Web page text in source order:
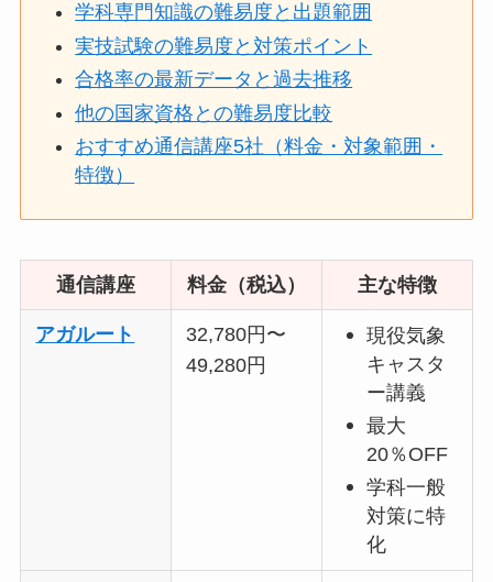
学科専門知識の難易度と出題範囲
実技試験の難易度と対策ポイント
合格率の最新データと過去推移
他の国家資格との難易度比較
おすすめ通信講座5社（料金・対象範囲・
特徴）
通信講座 料金（税込） 主な特徴
アガルート
32,780円〜
49,280円
現役気象
キャスタ
ー講義
最大
20％OFF
学科一般
対策に特
化